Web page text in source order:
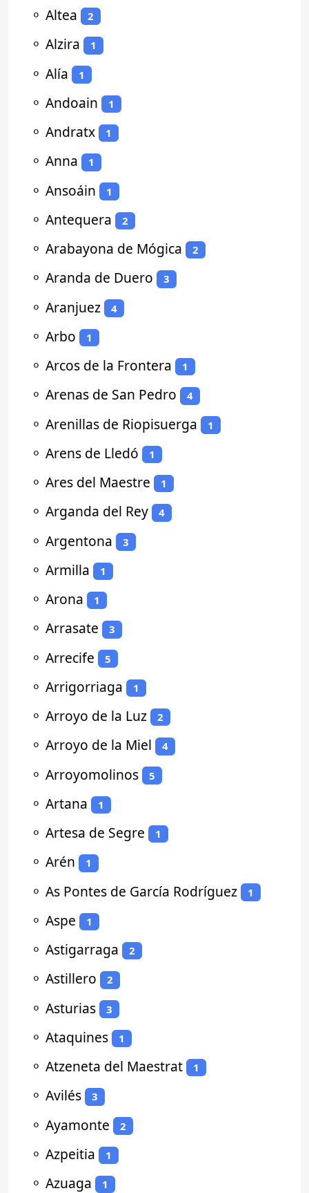
⚬ Altea 2
⚬ Alzira 1
⚬ Alía 1
⚬ Andoain 1
⚬ Andratx 1
⚬ Anna 1
⚬ Ansoáin 1
⚬ Antequera 2
⚬ Arabayona de Mógica 2
⚬ Aranda de Duero 3
⚬ Aranjuez 4
⚬ Arbo 1
⚬ Arcos de la Frontera 1
⚬ Arenas de San Pedro 4
⚬ Arenillas de Riopisuerga 1
⚬ Arens de Lledó 1
⚬ Ares del Maestre 1
⚬ Arganda del Rey 4
⚬ Argentona 3
⚬ Armilla 1
⚬ Arona 1
⚬ Arrasate 3
⚬ Arrecife 5
⚬ Arrigorriaga 1
⚬ Arroyo de la Luz 2
⚬ Arroyo de la Miel 4
⚬ Arroyomolinos 5
⚬ Artana 1
⚬ Artesa de Segre 1
⚬ Arén 1
⚬ As Pontes de García Rodríguez 1
⚬ Aspe 1
⚬ Astigarraga 2
⚬ Astillero 2
⚬ Asturias 3
⚬ Ataquines 1
⚬ Atzeneta del Maestrat 1
⚬ Avilés 3
⚬ Ayamonte 2
⚬ Azpeitia 1
⚬ Azuaga 1